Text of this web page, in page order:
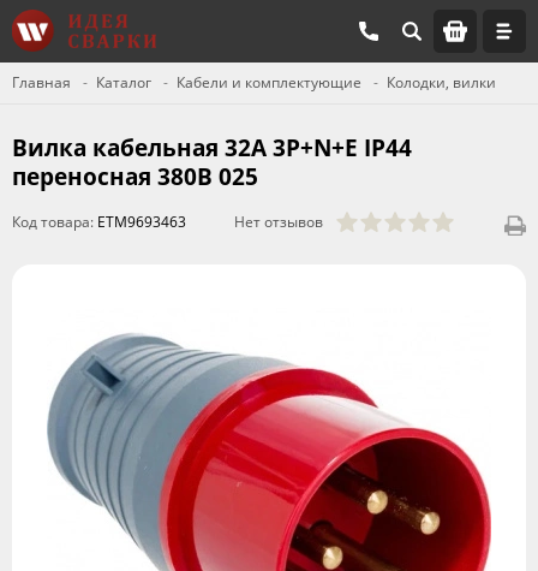
Главная Каталог Кабели и комплектующие Колодки, вилки
Вилка кабельная 32А 3Р+N+Е IР44
переносная 380В 025
Код товара: ETM9693463 Нет отзывов